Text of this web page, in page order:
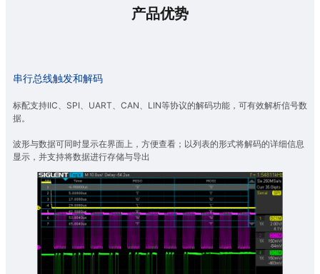
产品优势
串行总线触发和解码
标配支持IIC、SPI、UART、CAN、LIN等协议的解码功能，可有效解析信号数
据。
波形与数据可同时显示在界面上，方便查看；以列表的形式将解码的详细信息
显示，并支持将数据进行存储与导出